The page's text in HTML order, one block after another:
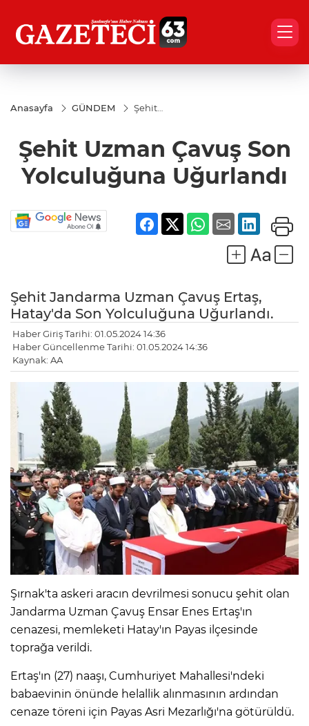
Anasayfa GÜNDEM
Şehit
Yolculuğuna
Uğurlandı
Şehit Uzman Çavuş Son
Yolculuğuna Uğurlandı
Şehit Jandarma Uzman Çavuş Ertaş,
Hatay'da Son Yolculuğuna Uğurlandı.
Haber Giriş Tarihi: 01.05.2024 14:36
Haber Güncellenme Tarihi: 01.05.2024 14:36
Kaynak: AA
Şırnak'ta askeri aracın devrilmesi sonucu şehit olan
Jandarma Uzman Çavuş Ensar Enes Ertaş'ın
cenazesi, memleketi Hatay'ın Payas ilçesinde
toprağa verildi.
Ertaş'ın (27) naaşı, Cumhuriyet Mahallesi'ndeki
babaevinin önünde helallik alınmasının ardından
cenaze töreni için Payas Asri Mezarlığı'na götürüldü.